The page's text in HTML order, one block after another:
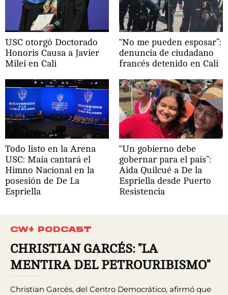
USC otorgó Doctorado
Honoris Causa a Javier
Milei en Cali
“No me pueden esposar”:
denuncia de ciudadano
francés detenido en Cali
Todo listo en la Arena
USC: Maía cantará el
Himno Nacional en la
posesión de De La
Espriella
“Un gobierno debe
gobernar para el país”:
Aida Quilcué a De la
Espriella desde Puerto
Resistencia
CW+ PODCAST
CHRISTIAN GARCÉS: "LA
MENTIRA DEL PETROURIBISMO"
Christian Garcés, del Centro Democrático, afirmó que